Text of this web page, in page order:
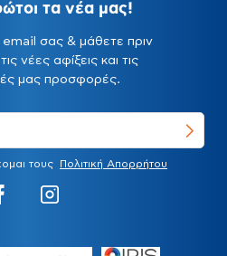
τα νέα μας!
σας & μάθετε πριν
νέες αφίξεις και τις
μας προσφορές.
τους Πολιτική Απορρήτου